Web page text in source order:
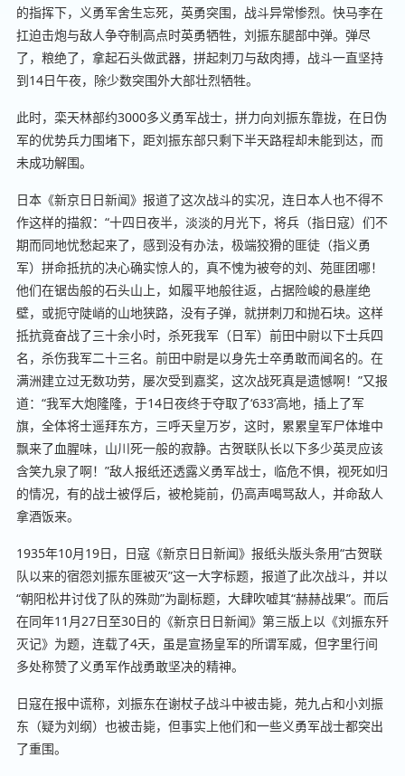
的指挥下，义勇军舍生忘死，英勇突围，战斗异常惨烈。快马李在
扛迫击炮与敌人争夺制高点时英勇牺牲，刘振东腿部中弹。弹尽
了，粮绝了，拿起石头做武器，拼起刺刀与敌肉搏，战斗一直坚持
到14日午夜，除少数突围外大部壮烈牺牲。
此时，栾天林部约3000多义勇军战士，拼力向刘振东靠拢，在日伪
军的优势兵力围堵下，距刘振东部只剩下半天路程却未能到达，而
未成功解围。
日本《新京日日新闻》报道了这次战斗的实况，连日本人也不得不
作这样的描叙：“十四日夜半，淡淡的月光下，将兵（指日寇）们不
期而同地忧愁起来了，感到没有办法，极端狡猾的匪徒（指义勇
军）拼命抵抗的决心确实惊人的，真不愧为被夸的刘、苑匪团哪！
他们在锯齿般的石头山上，如履平地般往返，占据险峻的悬崖绝
壁，或扼守陡峭的山地狭路，没有子弹，就拼刺刀和抛石块。这样
抵抗竟奋战了三十余小时，杀死我军（日军）前田中尉以下士兵四
名，杀伤我军二十三名。前田中尉是以身先士卒勇敢而闻名的。在
满洲建立过无数功劳，屡次受到嘉奖，这次战死真是遗憾啊！”又报
道：“我军大炮隆隆，于14日夜终于夺取了‘633’高地，插上了军
旗，全体将士遥拜东方，三呼天皇万岁，这时，累累皇军尸体堆中
飘来了血腥味，山川死一般的寂静。古贺联队长以下多少英灵应该
含笑九泉了啊！”敌人报纸还透露义勇军战士，临危不惧，视死如归
的情况，有的战士被俘后，被枪毙前，仍高声喝骂敌人，并命敌人
拿酒饭来。
1935年10月19日，日寇《新京日日新闻》报纸头版头条用“古贺联
队以来的宿怨刘振东匪被灭”这一大字标题，报道了此次战斗，并以
“朝阳松井讨伐了队的殊勋”为副标题，大肆吹嘘其“赫赫战果”。而后
在同年11月27日至30日的《新京日日新闻》第三版上以《刘振东歼
灭记》为题，连载了4天，虽是宣扬皇军的所谓军威，但字里行间
多处称赞了义勇军作战勇敢坚决的精神。
日寇在报中谎称，刘振东在谢杖子战斗中被击毙，苑九占和小刘振
东（疑为刘纲）也被击毙，但事实上他们和一些义勇军战士都突出
了重围。